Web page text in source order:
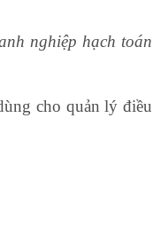
nghiệp hạch toán
cho quản lý điều